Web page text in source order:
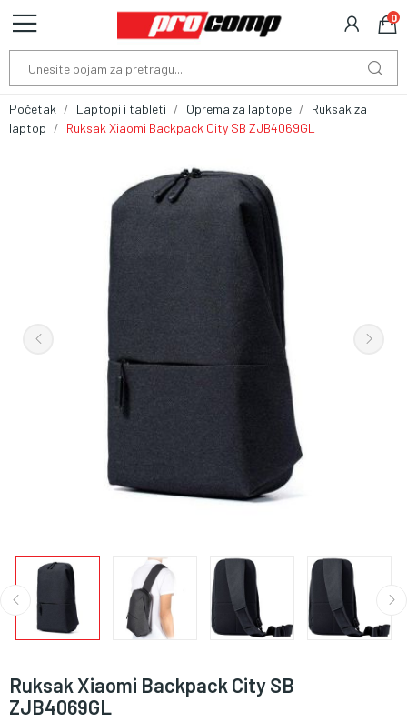
0
Početak Laptopi i tableti Oprema za laptope
Ruksak za
laptop
Ruksak Xiaomi Backpack City SB ZJB4069GL
Ruksak Xiaomi Backpack City SB
ZJB4069GL